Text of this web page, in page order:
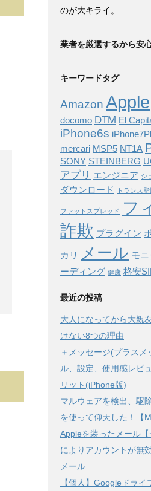
のが大キライ。
業者を厳選するから安
キーワードタグ
Amazon Apple
docomo DTM El
iPhone6s
mercari MSP5 NT1A
SONY STEINBERG
アプリ エンジニア シ
ダウンロード
トランス
ファットスプレッド
フ
詐欺 プラグイン
カリ メール モ
ーディング 健康 格安
最近の投稿
大人になってから大親
けない8つの理由
＋メッセージ(プラス
ル、設定、使用感レビ
リット(iPhone版)
マルウェアを検出、駆
を使って仰天した！【
Appleを装ったメール
によりアカウントが無
メール
【個人】Googleドラ